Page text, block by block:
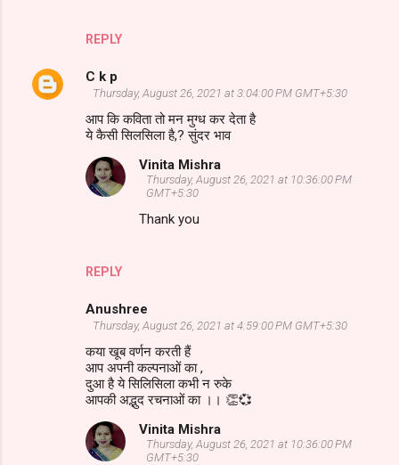
REPLY
C k p
Thursday, August 26, 2021 at 3:04:00 PM GMT+5:30
आप कि कविता तो मन मुग्ध कर देता है
ये कैसी सिलसिला है,? सुंदर भाव
REPLY
Vinita Mishra
Thursday, August 26, 2021 at 10:36:00 PM
GMT+5:30
Thank you
Anushree
Thursday, August 26, 2021 at 4:59:00 PM GMT+5:30
कया खूब वर्णन करती हैं
आप अपनी कल्पनाओं का ,
दुआ है ये सिलिसिला कभी न रुके
आपकी अद्भुद रचनाओं का ।। 👏💞
Vinita Mishra
Thursday, August 26, 2021 at 10:36:00 PM
GMT+5:30